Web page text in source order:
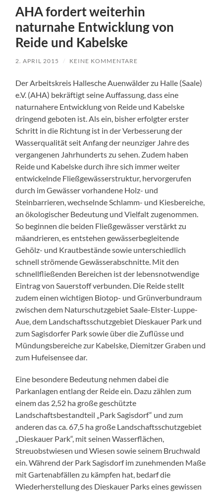
AHA fordert weiterhin
naturnahe Entwicklung von
Reide und Kabelske
2. APRIL 2015 / KEINE KOMMENTARE
Der Arbeitskreis Hallesche Auenwälder zu Halle (Saale)
e.V. (AHA) bekräftigt seine Auffassung, dass eine
naturnahere Entwicklung von Reide und Kabelske
dringend geboten ist. Als ein, bisher erfolgter erster
Schritt in die Richtung ist in der Verbesserung der
Wasserqualität seit Anfang der neunziger Jahre des
vergangenen Jahrhunderts zu sehen. Zudem haben
Reide und Kabelske durch ihre sich immer weiter
entwickelnde Fließgewässerstruktur, hervorgerufen
durch im Gewässer vorhandene Holz- und
Steinbarrieren, wechselnde Schlamm- und Kiesbereiche,
an ökologischer Bedeutung und Vielfalt zugenommen.
So beginnen die beiden Fließgewässer verstärkt zu
mäandrieren, es entstehen gewässerbegleitende
Gehölz- und Krautbestände sowie unterschiedlich
schnell strömende Gewässerabschnitte. Mit den
schnellfließenden Bereichen ist der lebensnotwendige
Eintrag von Sauerstoff verbunden. Die Reide stellt
zudem einen wichtigen Biotop- und Grünverbundraum
zwischen dem Naturschutzgebiet Saale-Elster-Luppe-
Aue, dem Landschaftsschutzgebiet Dieskauer Park und
zum Sagisdorfer Park sowie über die Zuflüsse und
Mündungsbereiche zur Kabelske, Diemitzer Graben und
zum Hufeisensee dar.
Eine besondere Bedeutung nehmen dabei die
Parkanlagen entlang der Reide ein. Dazu zählen zum
einem das 2,52 ha große geschützte
Landschaftsbestandteil „Park Sagisdorf“ und zum
anderen das ca. 67,5 ha große Landschaftsschutzgebiet
„Dieskauer Park“, mit seinen Wasserflächen,
Streuobstwiesen und Wiesen sowie seinem Bruchwald
ein. Während der Park Sagisdorf im zunehmenden Maße
mit Gartenabfällen zu kämpfen hat, bedarf die
Wiederherstellung des Dieskauer Parks eines gewissen